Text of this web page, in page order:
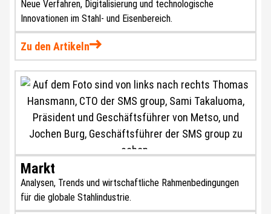
Neue Verfahren, Digitalisierung und technologische
Innovationen im Stahl- und Eisenbereich.
Zu den Artikeln
Markt
Analysen, Trends und wirtschaftliche Rahmenbedingungen
für die globale Stahlindustrie.